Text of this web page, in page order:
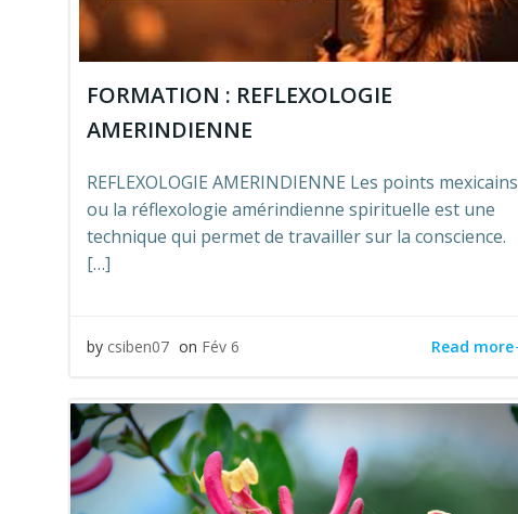
FORMATION : REFLEXOLOGIE
AMERINDIENNE
REFLEXOLOGIE AMERINDIENNE Les points mexicains
ou la réflexologie amérindienne spirituelle est une
technique qui permet de travailler sur la conscience.
[…]
by csiben07 on Fév 6 Read more